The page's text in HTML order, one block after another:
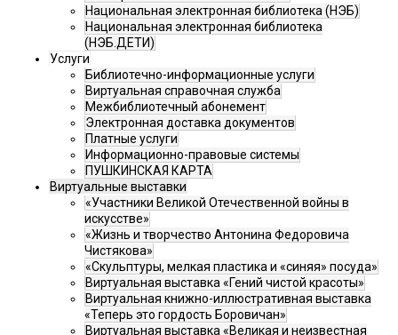
Национальная электронная библиотека (НЭБ)
Национальная электронная библиотека
(НЭБ.ДЕТИ)
Услуги
Библиотечно-информационные услуги
Виртуальная справочная служба
Межбиблиотечный абонемент
Электронная доставка документов
Платные услуги
Информационно-правовые системы
ПУШКИНСКАЯ КАРТА
Виртуальные выставки
«Участники Великой Отечественной войны в
искусстве»
«Жизнь и творчество Антонина Федоровича
Чистякова»
«Скульптуры, мелкая пластика и «синяя» посуда»
Виртуальная выставка «Гений чистой красоты»
Виртуальная книжно-иллюстративная выставка
«Теперь это гордость Боровичан»
Виртуальная выставка «Великая и неизвестная